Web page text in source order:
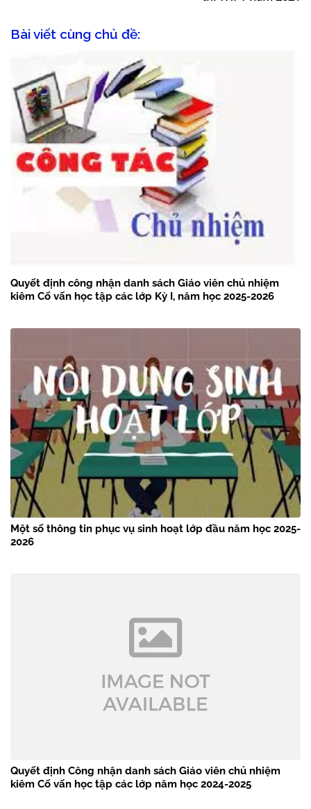
Bài viết cùng chủ đề:
Quyết định công nhận danh sách Giáo viên chủ nhiệm
kiêm Cố vấn học tập các lớp Kỳ I, năm học 2025-2026
Một số thông tin phục vụ sinh hoạt lớp đầu năm học 2025-
2026
Quyết định Công nhận danh sách Giáo viên chủ nhiệm
kiêm Cố vấn học tập các lớp năm học 2024-2025